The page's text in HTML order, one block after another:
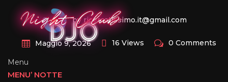
Menu
MENU’ NOTTE
by ricercatissimo.it@gmail.com
Maggio 9, 2026 16 Views 0 Comments